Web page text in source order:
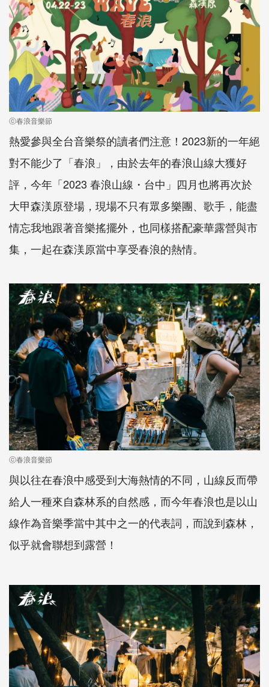
ⓒ春浪音樂節
熱愛參與全台音樂祭的讀者們注意！2023新的一年絕
對不能少了「春浪」，由於去年的春浪山線大獲好
評，今年「2023 春浪山線・台中」四月也將再次於
大甲森渼原登場，現場不只有眾多樂團、歌手，能盡
情忘我地跟著音樂搖擺外，也同樣搭配豪華露營與市
集，一起在森渼原當中享受春浪的熱情。
ⓒ春浪音樂節
與以往在春浪中感受到大海熱情的不同，山線反而帶
給人一種來自森林系的自然感，而今年春浪也是以山
線作為音樂季當中其中之一的代表詞，而說到森林，
似乎就會聯想到露營！